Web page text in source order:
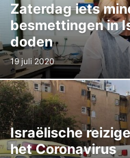
Zaterdag iets
besmettingen in
doden
19 juli 2020
Israëlische
het Coronavirus